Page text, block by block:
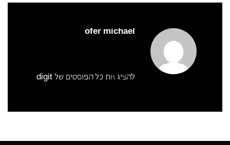
ofer michael
להציג את כל הפוסטים של digit